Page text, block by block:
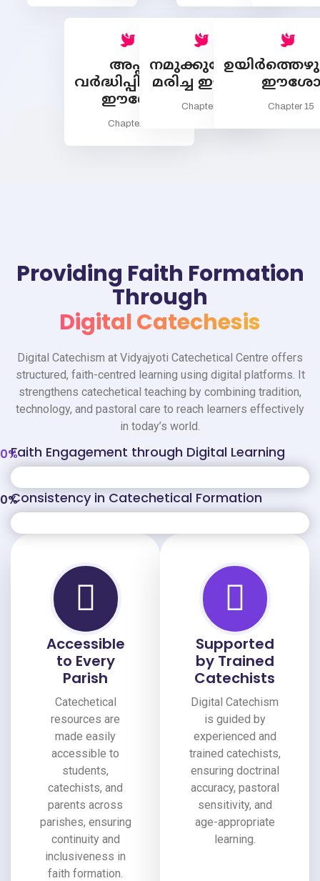
അപ്പം
വര്‍ദ്ധിപ്പിക്കുന്ന
ഈശോ
Chapter 13
നമുക്കുവേണ്ടി
മരിച്ച ഈശോ
Chapter 14
ഈശോ
Chapter 15
Accessible
to Every
Parish
Catechetical
resources are
made easily
accessible to
students,
catechists, and
parents across
parishes, ensuring
continuity and
inclusiveness in
faith formation.
Supported
by Trained
Catechists
Digital Catechism
is guided by
experienced and
trained catechists,
ensuring doctrinal
accuracy, pastoral
sensitivity, and
age-appropriate
learning.
Providing Faith Formation
Through
Digital Catechesis
Digital Catechism at Vidyajyoti Catechetical Centre offers
structured, faith-centred learning using digital platforms. It
strengthens catechetical teaching by combining tradition,
technology, and pastoral care to reach learners effectively
in today’s world.
Faith Engagement through Digital Learning
0%
Consistency in Catechetical Formation
0%